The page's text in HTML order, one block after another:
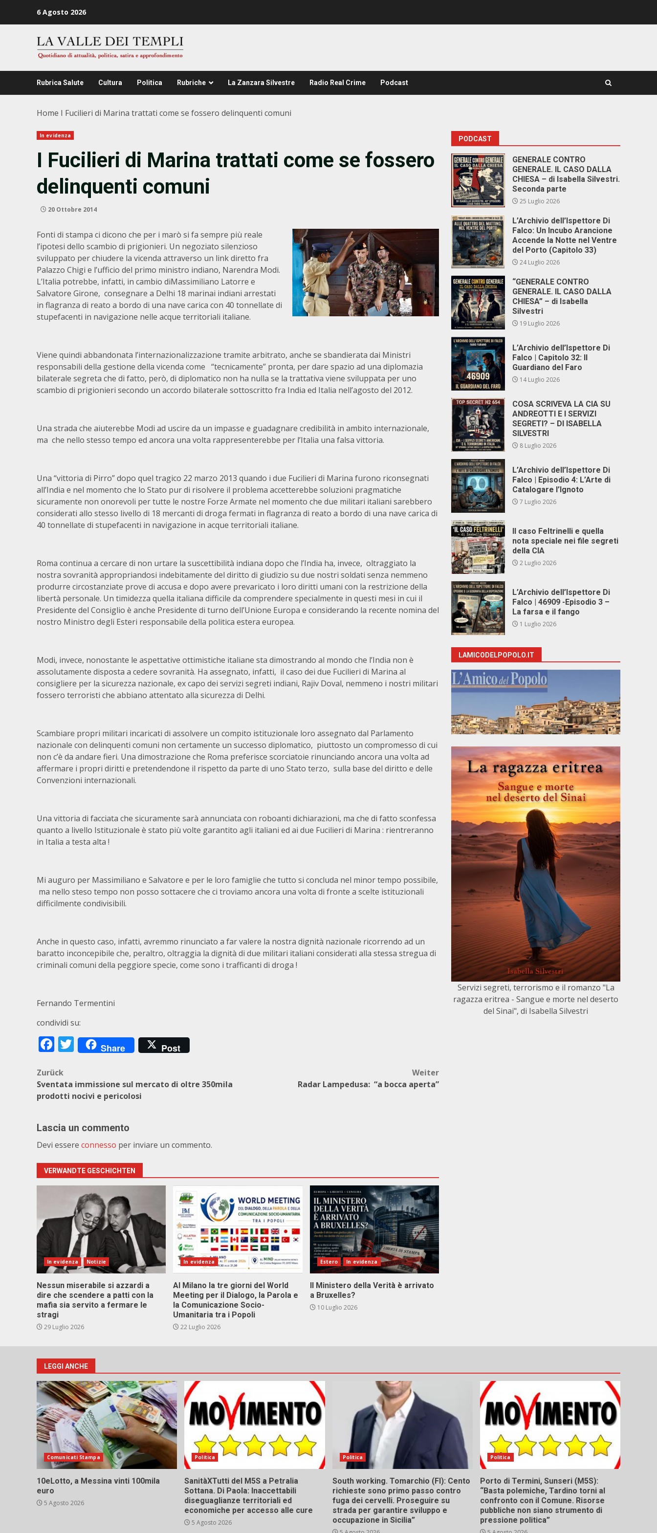
6 Agosto 2026
Rubrica Salute Cultura Politica Rubriche La Zanzara Silvestre Radio Real Crime Podcast
Home I Fucilieri di Marina trattati come se fossero delinquenti comuni
In evidenza
I Fucilieri di Marina trattati come se fossero
delinquenti comuni
20 Ottobre 2014
Fonti di stampa ci dicono che per i marò si fa sempre più reale
l’ipotesi dello scambio di prigionieri. Un negoziato silenzioso
sviluppato per chiudere la vicenda attraverso un link diretto fra
Palazzo Chigi e l’ufficio del primo ministro indiano, Narendra Modi.
L’Italia potrebbe, infatti, in cambio diMassimiliano Latorre e
Salvatore Girone, consegnare a Delhi 18 marinai indiani arrestati
in flagranza di reato a bordo di una nave carica con 40 tonnellate di
stupefacenti in navigazione nelle acque territoriali italiane.
Viene quindi abbandonata l’internazionalizzazione tramite arbitrato, anche se sbandierata dai Ministri
responsabili della gestione della vicenda come “tecnicamente” pronta, per dare spazio ad una diplomazia
bilaterale segreta che di fatto, però, di diplomatico non ha nulla se la trattativa viene sviluppata per uno
scambio di prigionieri secondo un accordo bilaterale sottoscritto fra India ed Italia nell’agosto del 2012.
Una strada che aiuterebbe Modi ad uscire da un impasse e guadagnare credibilità in ambito internazionale,
ma che nello stesso tempo ed ancora una volta rappresenterebbe per l’Italia una falsa vittoria.
Una “vittoria di Pirro” dopo quel tragico 22 marzo 2013 quando i due Fucilieri di Marina furono riconsegnati
all’India e nel momento che lo Stato pur di risolvere il problema accetterebbe soluzioni pragmatiche
sicuramente non onorevoli per tutte le nostre Forze Armate nel momento che due militari italiani sarebbero
considerati allo stesso livello di 18 mercanti di droga fermati in flagranza di reato a bordo di una nave carica di
40 tonnellate di stupefacenti in navigazione in acque territoriali italiane.
Roma continua a cercare di non urtare la suscettibilità indiana dopo che l’India ha, invece, oltraggiato la
nostra sovranità appropriandosi indebitamente del diritto di giudizio su due nostri soldati senza nemmeno
produrre circostanziate prove di accusa e dopo avere prevaricato i loro diritti umani con la restrizione della
libertà personale. Un timidezza quella italiana difficile da comprendere specialmente in questi mesi in cui il
Presidente del Consiglio è anche Presidente di turno dell’Unione Europa e considerando la recente nomina del
nostro Ministro degli Esteri responsabile della politica estera europea.
Modi, invece, nonostante le aspettative ottimistiche italiane sta dimostrando al mondo che l’India non è
assolutamente disposta a cedere sovranità. Ha assegnato, infatti, il caso dei due Fucilieri di Marina al
consigliere per la sicurezza nazionale, ex capo dei servizi segreti indiani, Rajiv Doval, nemmeno i nostri militari
fossero terroristi che abbiano attentato alla sicurezza di Delhi.
Scambiare propri militari incaricati di assolvere un compito istituzionale loro assegnato dal Parlamento
nazionale con delinquenti comuni non certamente un successo diplomatico, piuttosto un compromesso di cui
non c’è da andare fieri. Una dimostrazione che Roma preferisce scorciatoie rinunciando ancora una volta ad
affermare i propri diritti e pretendendone il rispetto da parte di uno Stato terzo, sulla base del diritto e delle
Convenzioni internazionali.
Una vittoria di facciata che sicuramente sarà annunciata con roboanti dichiarazioni, ma che di fatto sconfessa
quanto a livello Istituzionale è stato più volte garantito agli italiani ed ai due Fucilieri di Marina : rientreranno
in Italia a testa alta !
Mi auguro per Massimiliano e Salvatore e per le loro famiglie che tutto si concluda nel minor tempo possibile,
ma nello steso tempo non posso sottacere che ci troviamo ancora una volta di fronte a scelte istituzionali
difficilmente condivisibili.
Anche in questo caso, infatti, avremmo rinunciato a far valere la nostra dignità nazionale ricorrendo ad un
baratto inconcepibile che, peraltro, oltraggia la dignità di due militari italiani considerati alla stessa stregua di
criminali comuni della peggiore specie, come sono i trafficanti di droga !
Fernando Termentini
condividi su:
Facebook
Twitter
Share Post
Beitragsnavigation
Zurück
Sventata immissione sul mercato di oltre 350mila
prodotti nocivi e pericolosi
Weiter
Radar Lampedusa: “a bocca aperta”
Lascia un commento
Devi essere connesso per inviare un commento.
VERWANDTE GESCHICHTEN
In evidenza Notizie
Nessun miserabile si azzardi a
dire che scendere a patti con la
mafia sia servito a fermare le
stragi
29 Luglio 2026
In evidenza
Al Milano la tre giorni del World
Meeting per il Dialogo, la Parola e
la Comunicazione Socio-
Umanitaria tra i Popoli
22 Luglio 2026
Estero In evidenza
Il Ministero della Verità è arrivato
a Bruxelles?
10 Luglio 2026
PODCAST
GENERALE CONTRO
GENERALE. IL CASO DALLA
CHIESA – di Isabella Silvestri.
Seconda parte
25 Luglio 2026
L’Archivio dell’Ispettore Di
Falco: Un Incubo Arancione
Accende la Notte nel Ventre
del Porto (Capitolo 33)
24 Luglio 2026
“GENERALE CONTRO
GENERALE. IL CASO DALLA
CHIESA” – di Isabella
Silvestri
19 Luglio 2026
L’Archivio dell’Ispettore Di
Falco | Capitolo 32: Il
Guardiano del Faro
14 Luglio 2026
COSA SCRIVEVA LA CIA SU
ANDREOTTI E I SERVIZI
SEGRETI? – DI ISABELLA
SILVESTRI
8 Luglio 2026
L’Archivio dell’Ispettore Di
Falco | Episodio 4: L’Arte di
Catalogare l’Ignoto
7 Luglio 2026
Il caso Feltrinelli e quella
nota speciale nei file segreti
della CIA
2 Luglio 2026
L’Archivio dell’Ispettore Di
Falco | 46909 -Episodio 3 –
La farsa e il fango
1 Luglio 2026
LAMICODELPOPOLO.IT
Servizi segreti, terrorismo e il romanzo "La
ragazza eritrea - Sangue e morte nel deserto
del Sinai", di Isabella Silvestri
LEGGI ANCHE
Comunicati Stampa
10eLotto, a Messina vinti 100mila
euro
5 Agosto 2026
Politica
SanitàXTutti del M5S a Petralia
Sottana. Di Paola: Inaccettabili
diseguaglianze territoriali ed
economiche per accesso alle cure
5 Agosto 2026
Politica
South working. Tomarchio (FI): Cento
richieste sono primo passo contro
fuga dei cervelli. Proseguire su
strada per garantire sviluppo e
occupazione in Sicilia”
Politica
Porto di Termini, Sunseri (M5S):
“Basta polemiche, Tardino torni al
confronto con il Comune. Risorse
pubbliche non siano strumento di
pressione politica”